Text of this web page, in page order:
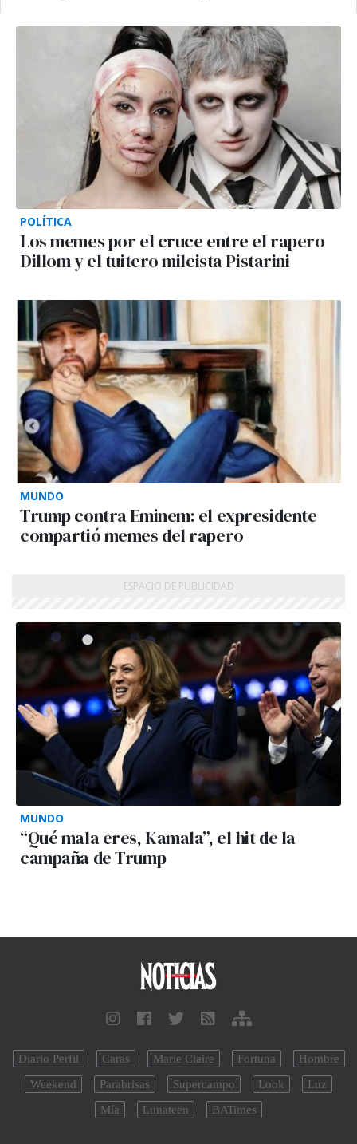
POLÍTICA
Los memes por el cruce entre el rapero
Dillom y el tuitero mileista Pistarini
MUNDO
Trump contra Eminem: el expresidente
compartió memes del rapero
MUNDO
“Qué mala eres, Kamala”, el hit de la
campaña de Trump
Diario Perfil Caras Marie Claire Fortuna
Hombre
Weekend
Parabrisas Supercampo Look
Luz
Mía
Lunateen BATimes